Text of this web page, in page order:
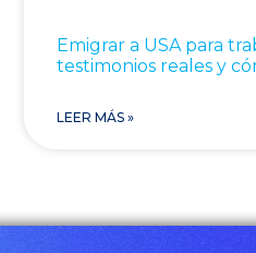
Emigrar a USA para
testimonios reales y
LEER MÁS »